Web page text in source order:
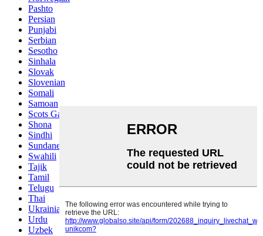
Pashto
Persian
Punjabi
Serbian
Sesotho
Sinhala
Slovak
Slovenian
Somali
Samoan
Scots Gaelic
Shona
Sindhi
Sundanese
Swahili
Tajik
Tamil
Telugu
Thai
Ukrainian
Urdu
Uzbek